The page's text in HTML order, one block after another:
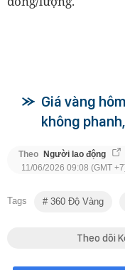
Giá vàng
không
Theo Người lao động
11/06/2026 09:08 (GMT
Tags 360 Độ Vàng
Theo dõi